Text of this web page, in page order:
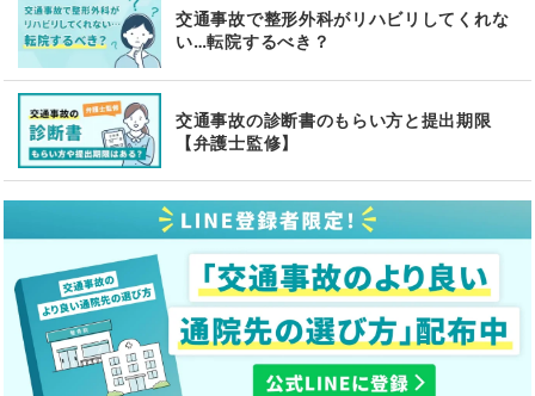
交通事故で整形外科がリハビリしてくれな
い…転院するべき？
交通事故の診断書のもらい方と提出期限
【弁護士監修】